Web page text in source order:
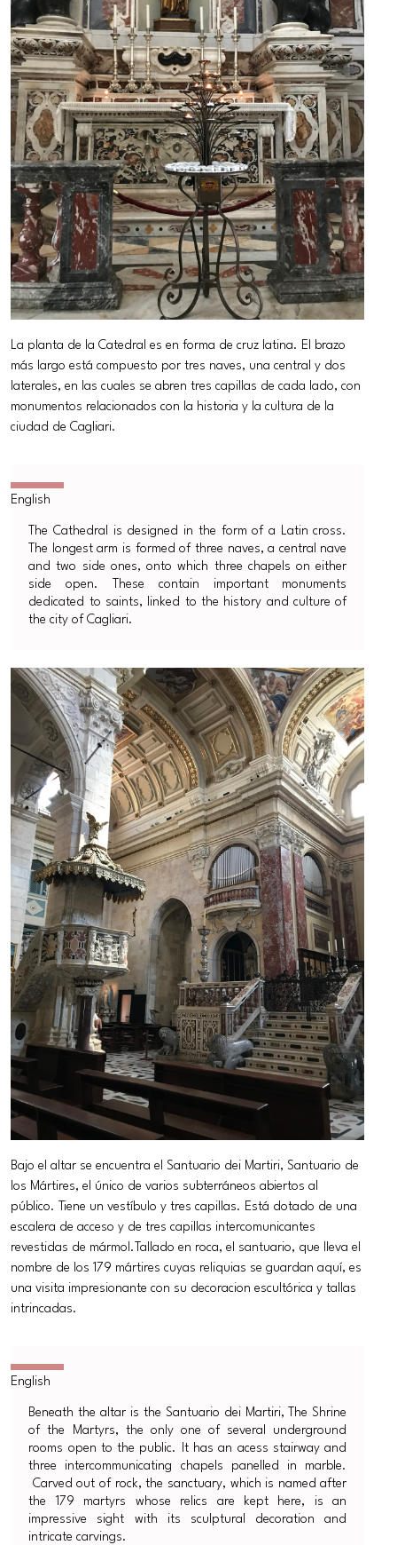
La planta de la Catedral es en forma de cruz latina. El brazo
más largo está compuesto por tres naves, una central y dos
laterales, en las cuales se abren tres capillas de cada lado, con
monumentos relacionados con la historia y la cultura de la
ciudad de Cagliari.
The Cathedral is designed in the form of a Latin cross.
The longest arm is formed of three naves, a central nave
and two side ones, onto which three chapels on either
side open. These contain important monuments
dedicated to saints, linked to the history and culture of
the city of Cagliari.
Bajo el altar se encuentra el Santuario dei Martiri, Santuario de
los Mártires, el único de varios subterráneos abiertos al
público. Tiene un vestíbulo y tres capillas. Está dotado de una
escalera de acceso y de tres capillas intercomunicantes
revestidas de mármol.Tallado en roca, el santuario, que lleva el
nombre de los 179 mártires cuyas reliquias se guardan aquí, es
una visita impresionante con su decoracion escultórica y tallas
intrincadas.
Beneath the altar is the Santuario dei Martiri, The Shrine
of the Martyrs, the only one of several underground
rooms open to the public. It has an acess stairway and
three intercommunicating chapels panelled in marble.
Carved out of rock, the sanctuary, which is named after
the 179 martyrs whose relics are kept here, is an
impressive sight with its sculptural decoration and
intricate carvings.